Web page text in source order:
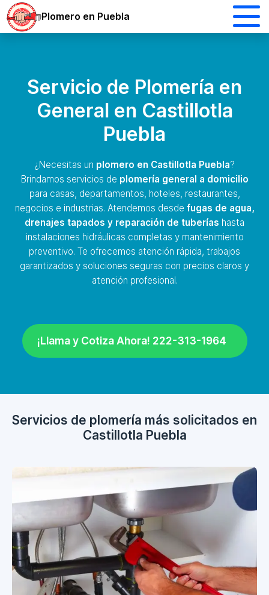
Plomero en Puebla
Servicio de Plomería en
General en Castillotla
Puebla
¿Necesitas un plomero en Castillotla Puebla?
Brindamos servicios de plomería general a domicilio
para casas, departamentos, hoteles, restaurantes,
negocios e industrias. Atendemos desde fugas de agua,
drenajes tapados y reparación de tuberías hasta
instalaciones hidráulicas completas y mantenimiento
preventivo. Te ofrecemos atención rápida, trabajos
garantizados y soluciones seguras con precios claros y
atención profesional.
¡Llama y Cotiza Ahora! 222-313-1964
Servicios de plomería más solicitados en
Castillotla Puebla